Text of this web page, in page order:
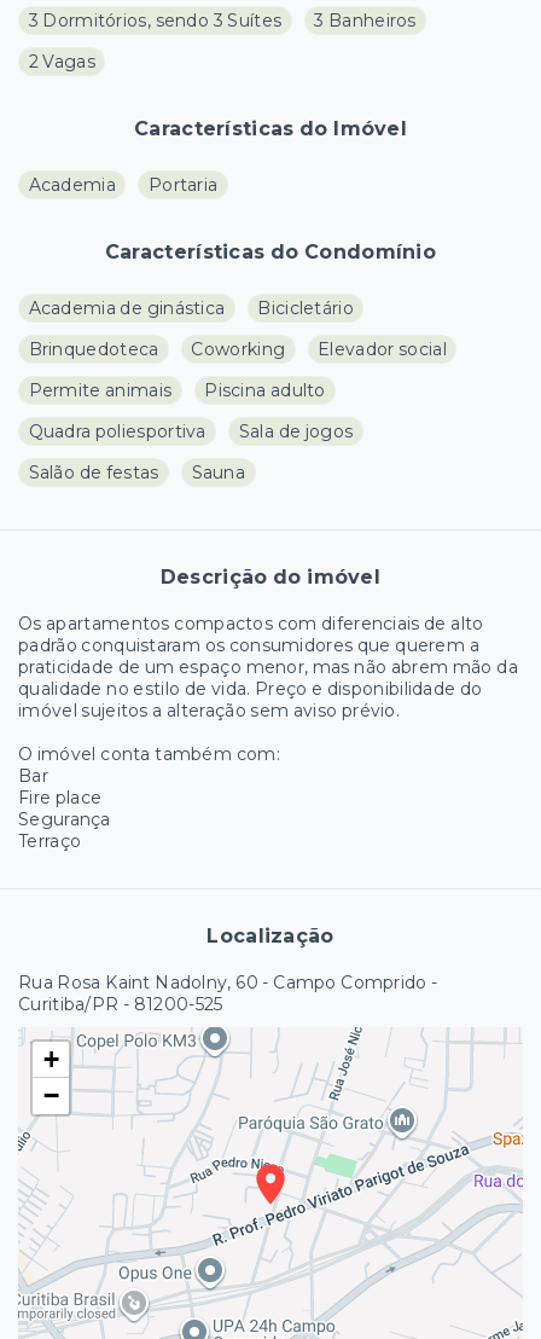
3 Dormitórios, sendo 3 Suítes
3 Banheiros
2 Vagas
Características do Imóvel
Academia Portaria
Características do Condomínio
Academia de ginástica
Bicicletário
Brinquedoteca
Coworking
Elevador social
Permite animais
Piscina adulto
Quadra poliesportiva
Sala de jogos
Salão de festas
Sauna
Descrição do imóvel
Os apartamentos compactos com diferenciais de alto
padrão conquistaram os consumidores que querem a
praticidade de um espaço menor, mas não abrem mão da
qualidade no estilo de vida. Preço e disponibilidade do
imóvel sujeitos a alteração sem aviso prévio.
O imóvel conta também com:
Bar
Fire place
Segurança
Terraço
Localização
Rua Rosa Kaint Nadolny, 60 - Campo Comprido -
Curitiba/PR - 81200-525
+
−